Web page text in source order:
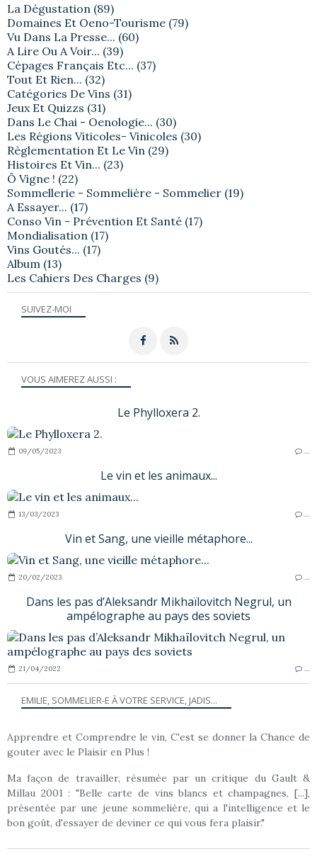
SUIVEZ-MOI
VOUS AIMEREZ AUSSI :
Le Phylloxera 2.
09/05/2023
Le vin et les animaux...
13/03/2023
Vin et Sang, une vieille métaphore...
20/02/2023
Dans les pas d’Aleksandr Mikhaïlovitch Negrul, un
ampélographe au pays des soviets
21/04/2022
La Dégustation (89)
Domaines Et Oeno-Tourisme (79)
Vu Dans La Presse... (60)
A Lire Ou A Voir... (39)
Cépages Français Etc... (37)
Tout Et Rien... (32)
Catégories De Vins (31)
Jeux Et Quizzs (31)
Dans Le Chai - Oenologie... (30)
Les Régions Viticoles- Vinicoles (30)
Règlementation Et Le Vin (29)
Histoires Et Vin... (23)
Ô Vigne ! (22)
Sommellerie - Sommelière - Sommelier (19)
A Essayer... (17)
Conso Vin - Prévention Et Santé (17)
Mondialisation (17)
Vins Goutés... (17)
Album (13)
Les Cahiers Des Charges (9)
EMILIE, SOMMELIER-E À VOTRE SERVICE, JADIS...
Apprendre et Comprendre le vin, C'est se donner la Chance de
gouter avec le Plaisir en Plus !
Ma façon de travailler, résumée par un critique du Gault &
Millau 2001 : "Belle carte de vins blancs et champagnes, [...],
présentée par une jeune sommelière, qui a l'intelligence et le
bon goût, d'essayer de deviner ce qui vous fera plaisir."